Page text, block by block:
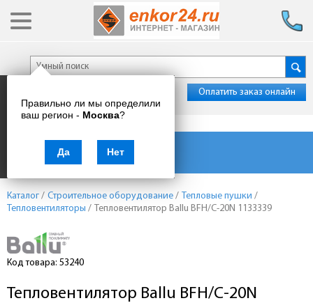
Правильно ли мы определили
ваш регион - Москва?
Да Нет
Оплатить заказ онлайн
Каталог товаров
Каталог / Строительное оборудование / Тепловые пушки /
Тепловентиляторы / Тепловентилятор Ballu BFH/C-20N 1133339
Код товара: 53240
Тепловентилятор Ballu BFH/C-20N